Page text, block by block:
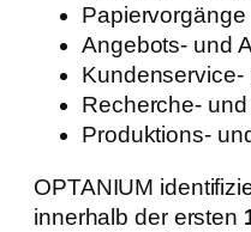
Papiervorgänge
Angebots- und
Kundenservice-
Recherche-
Produktions-
OPTANIUM
innerhalb der ersten